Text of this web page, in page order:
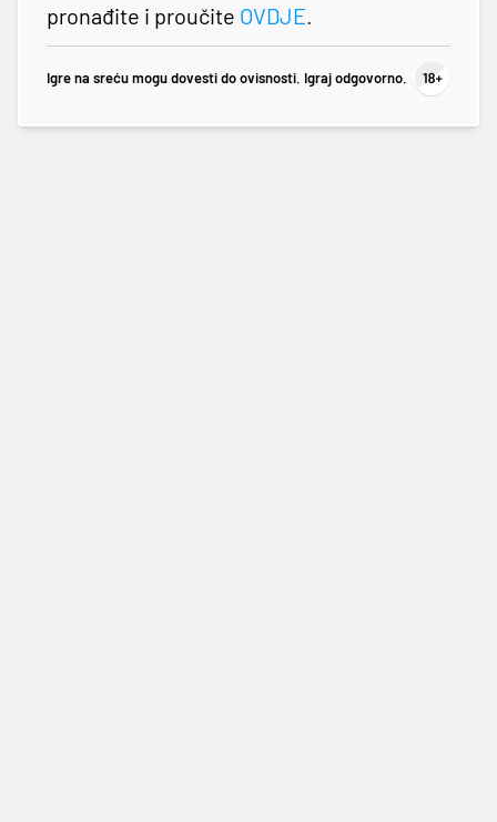
pronađite i proučite OVDJE.
Igre na sreću mogu dovesti do ovisnosti. Igraj odgovorno.